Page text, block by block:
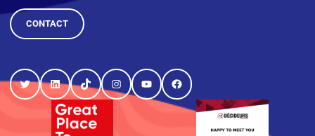
CONTACT
TwitterLinkedInTikTokInstagram
YouTubeFacebook